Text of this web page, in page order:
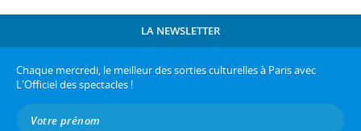
LA NEWSLETTER
Chaque mercredi, le meilleur des sorties culturelles à Paris avec
L'Officiel des spectacles !